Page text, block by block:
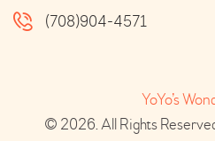
(708)904-4571
YoYo’s
© 2026. All Rights